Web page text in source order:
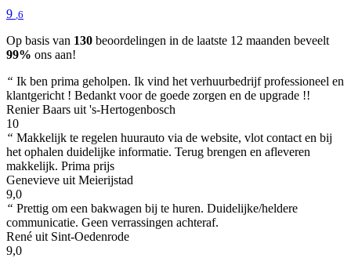
9 ,6
Op basis van 130 beoordelingen in de laatste 12 maanden beveelt
99% ons aan!
“ Ik ben prima geholpen. Ik vind het verhuurbedrijf professioneel en
klantgericht ! Bedankt voor de goede zorgen en de upgrade !!
Renier Baars uit 's-Hertogenbosch
10
“ Makkelijk te regelen huurauto via de website, vlot contact en bij
het ophalen duidelijke informatie. Terug brengen en afleveren
makkelijk. Prima prijs
Genevieve uit Meierijstad
9,0
“ Prettig om een bakwagen bij te huren. Duidelijke/heldere
communicatie. Geen verrassingen achteraf.
René uit Sint-Oedenrode
9,0